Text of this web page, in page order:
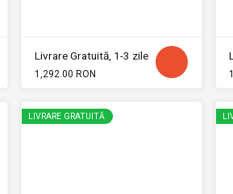
Livrare Gratuită, 1-3 zile
1,292.00 RON
LIVRARE GRATUITĂ